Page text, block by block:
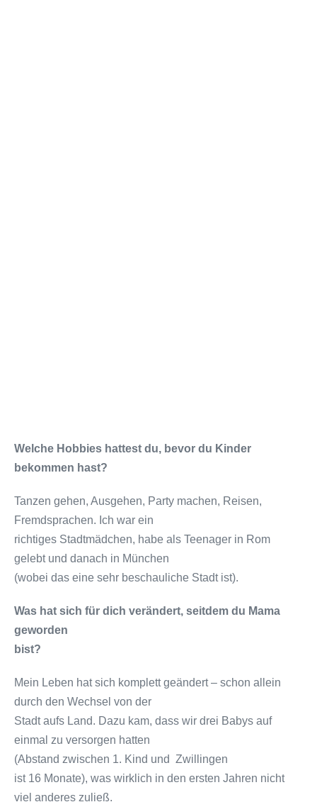
Welche Hobbies hattest du, bevor du Kinder
bekommen hast?
Tanzen gehen, Ausgehen, Party machen, Reisen,
Fremdsprachen. Ich war ein
richtiges Stadtmädchen, habe als Teenager in Rom
gelebt und danach in München
(wobei das eine sehr beschauliche Stadt ist).
Was hat sich für dich verändert, seitdem du Mama
geworden
bist?
Mein Leben hat sich komplett geändert – schon allein
durch den Wechsel von der
Stadt aufs Land. Dazu kam, dass wir drei Babys auf
einmal zu versorgen hatten
(Abstand zwischen 1. Kind und Zwillingen
ist 16 Monate), was wirklich in den ersten Jahren nicht
viel anderes zuließ.